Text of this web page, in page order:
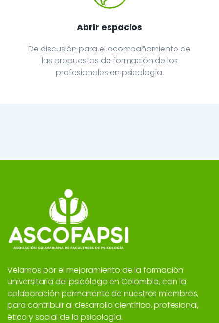
Abrir espacios
De discusión para el acompañamiento de
las propuestas de formación de los
profesionales en psicología.
Velamos por el mejoramiento de la formación
universitaria del psicólogo en Colombia, con la
colaboración permanente de nuestros miembros,
para contribuir al desarrollo científico, profesional,
ético y social de la psicología.